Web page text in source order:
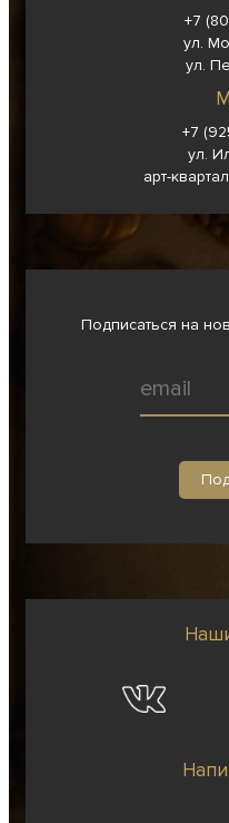
+7
ул.
ул.
+7
ул.
арт-
Подписаться на